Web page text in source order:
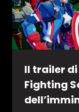
Il trailer
Fighting